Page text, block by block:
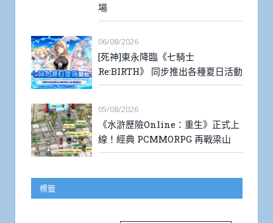
場
06/08/2026
[死神]東永降臨《七騎士
Re:BIRTH》 同步推出各種夏日活動
05/08/2026
《水滸歷險Online：重生》正式上
線！經典 PCMMORPG 再戰梁山
標籤